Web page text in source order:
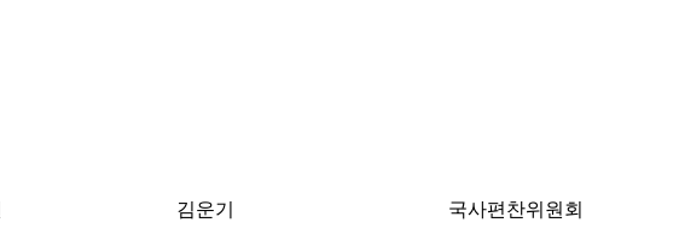
김운기 국사편찬위원회